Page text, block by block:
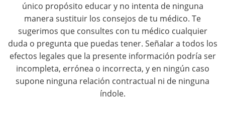
g
único propósito educar y no intenta de ninguna
manera sustituir los consejos de tu médico. Te
sugerimos que consultes con tu médico cualquier
duda o pregunta que puedas tener. Señalar a todos los
efectos legales que la presente información podría ser
incompleta, errónea o incorrecta, y en ningún caso
supone ninguna relación contractual ni de ninguna
índole.